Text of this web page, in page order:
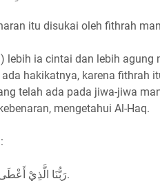
itu disukai oleh fithrah
lebih ia cintai dan lebih
hakikatnya, karena fithrah
telah ada pada jiwa-jiwa
mengetahui Al-Haq.
رَبُّنَا الَّذِيْ أَعْطَى كُلَّ شَيْءٍ خَلْقَهُ ثُمَّ هَدَى.